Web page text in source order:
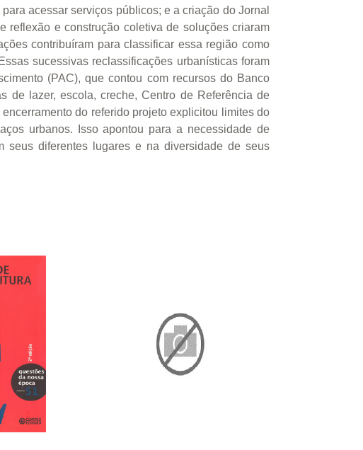
acessar serviços públicos; e a criação do Jornal
reflexão e construção coletiva de soluções criaram
contribuíram para classificar essa região como
sucessivas reclassificações urbanísticas foram
(PAC), que contou com recursos do Banco
de lazer, escola, creche, Centro de Referência de
do referido projeto explicitou limites do
urbanos. Isso apontou para a necessidade de
seus diferentes lugares e na diversidade de seus